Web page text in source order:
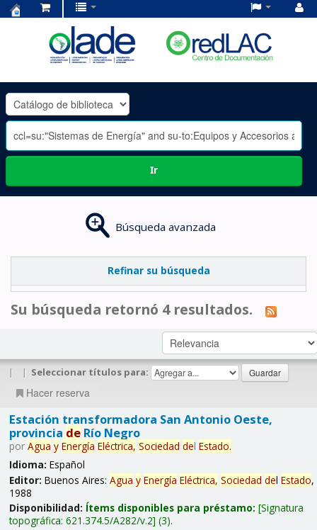
OLADE
-
Ir
Búsqueda avanzada
Refinar su búsqueda
Su búsqueda retornó 4 resultados.
| | Seleccionar títulos para:
Hacer reserva
Estación transformadora San Antonio Oeste,
provincia deRío Negro
por Agua y Energía Eléctrica, Sociedad del Estado.
Idioma: Español
Editor: Buenos Aires: Agua y Energía Eléctrica, Sociedad del Estado,
1988
Disponibilidad: Ítems disponibles para préstamo: Signatura
topográfica: 621.374.5/A282/v.2 (3).